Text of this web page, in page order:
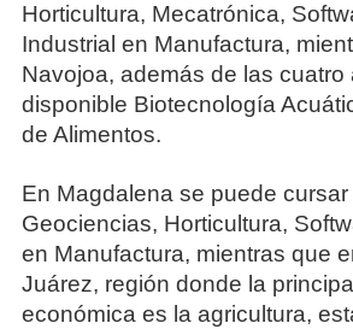
Horticultura, Mecatrónica,
Industrial en Manufactura,
Navojoa, además de las cuatro
disponible Biotecnología
de Alimentos.
En Magdalena se puede
Geociencias, Horticultura,
en Manufactura, mientras que
Juárez, región donde la
económica es la agricultura,